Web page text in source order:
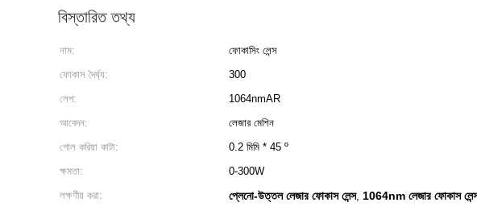
বিস্তারিত তথ্য
নাম: ফোকাসিং লেন্স
ফোকাস দৈর্ঘ্য:
300
লেপ:
1064nmAR
আবেদন:
লেজার মেশিন
গোল করিয়া কাটা:
0.2 মিমি * 45 º
ক্ষমতা:
0-300W
লক্ষণীয় করা:
প্লেনো-উত্তল লেজার ফোকাস লেন্স, 1064nm লেজার ফোকাস